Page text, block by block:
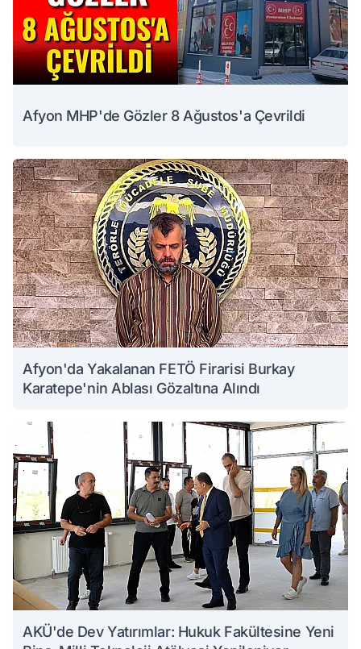
Afyon MHP'de Gözler 8 Ağustos'a Çevrildi
Afyon'da Yakalanan FETÖ Firarisi Burkay
Karatepe'nin Ablası Gözaltına Alındı
AKÜ'de Dev Yatırımlar: Hukuk Fakültesine Yeni